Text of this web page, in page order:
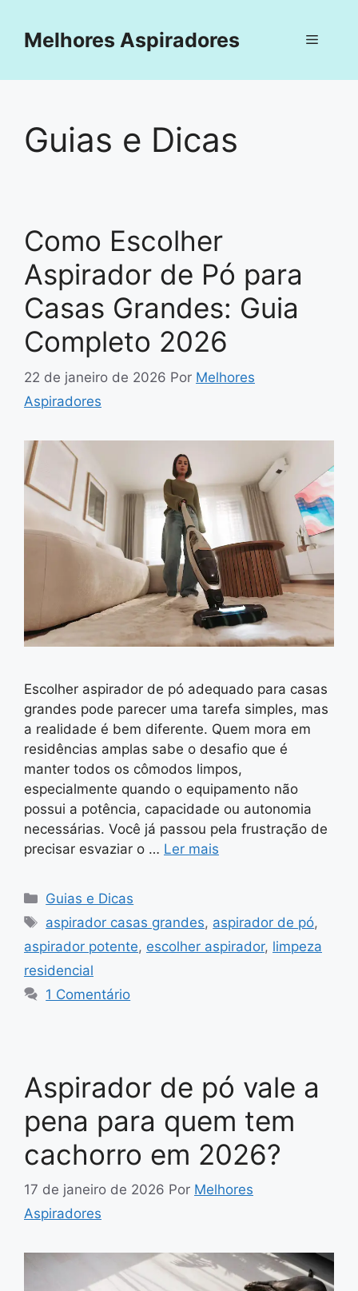
paraMelhores Aspiradores Menu
Guias e Dicas
Como Escolher
Aspirador de Pó para
Casas Grandes: Guia
Completo 2026
22 de janeiro de 2026 Por Melhores
Aspiradores
Escolher aspirador de pó adequado para casas
grandes pode parecer uma tarefa simples, mas
a realidade é bem diferente. Quem mora em
residências amplas sabe o desafio que é
manter todos os cômodos limpos,
especialmente quando o equipamento não
possui a potência, capacidade ou autonomia
necessárias. Você já passou pela frustração de
precisar esvaziar o … Ler mais
Categorias
Guias e Dicas
Tags
aspirador casas grandes, aspirador de pó,
aspirador potente, escolher aspirador, limpeza
residencial
1 Comentário
Aspirador de pó vale a
pena para quem tem
cachorro em 2026?
17 de janeiro de 2026 Por Melhores
Aspiradores